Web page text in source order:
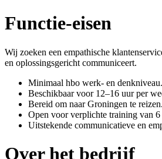
Functie-eisen
Wij zoeken een empathische
en oplossingsgericht communiceert.
Minimaal hbo werk- en denkniveau.
Beschikbaar voor 12–16 uur per
Bereid om naar Groningen te reizen.
Open voor verplichte training van 6
Uitstekende communicatieve en
Over het bedrijf